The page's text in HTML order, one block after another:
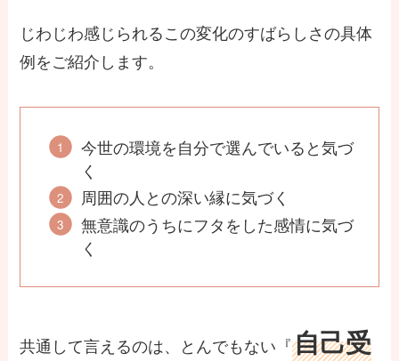
じわじわ感じられるこの変化のすばらしさの具体
例をご紹介します。
今世の環境を自分で選んでいると気づ
く
周囲の人との深い縁に気づく
無意識のうちにフタをした感情に気づ
く
共通して言えるのは、とんでもない『自己受